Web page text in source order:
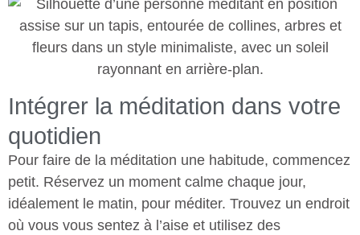
Intégrer la méditation dans votre
quotidien
Pour faire de la méditation une habitude, commencez
petit. Réservez un moment calme chaque jour,
idéalement le matin, pour méditer. Trouvez un endroit
où vous vous sentez à l’aise et utilisez des